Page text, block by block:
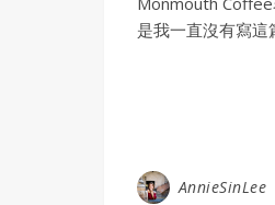
是我一直沒有寫這
AnnieSinLee